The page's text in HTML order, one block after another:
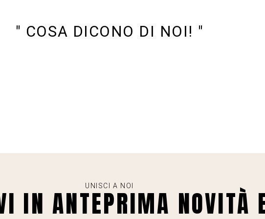
" COSA DICONO DI NOI! "
UNISCI A NOI
IN ANTEPRIMA NOVITÀ